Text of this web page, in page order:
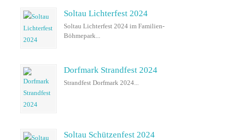
Soltau Lichterfest 2024
Soltau Lichterfest 2024 im Familien-
Böhmepark...
Dorfmark Strandfest 2024
Strandfest Dorfmark 2024...
Soltau Schützenfest 2024